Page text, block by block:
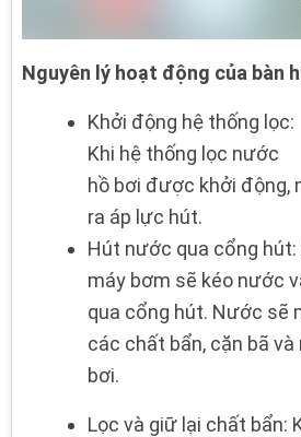
Nguyên lý hoạt động của bàn
Khởi động hệ thống lọc:
Khi hệ thống lọc nước
hồ bơi được khởi động,
ra áp lực hút.
Hút nước qua cổng
máy bơm sẽ kéo nước
qua cổng hút. Nước sẽ
các chất bẩn, cặn bã
bơi.
Lọc và giữ lại chất bẩn: